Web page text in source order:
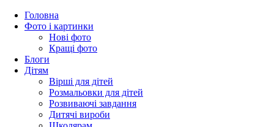
Головна
Фото і картинки
Нові фото
Кращі фото
Блоги
Дітям
Вірші для дітей
Розмальовки для дітей
Розвиваючі завдання
Дитячі вироби